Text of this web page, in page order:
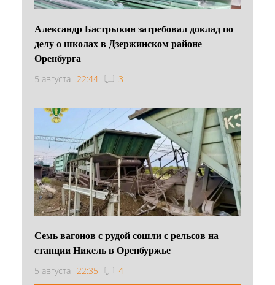
Александр Бастрыкин затребовал доклад по
делу о школах в Дзержинском районе
Оренбурга
5 августа 22:44 3
Семь вагонов с рудой сошли с рельсов на
станции Никель в Оренбуржье
5 августа 22:35 4